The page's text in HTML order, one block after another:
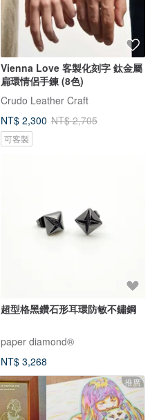
Vienna Love 客製化刻字 鈦金屬
扁環情侶手鍊 (8色)
Crudo Leather Craft
NT$ 2,300 NT$ 2,705
可客製
超型格黑鑽石形耳環防敏不鏽鋼
paper diamond®
NT$ 3,268
推廣